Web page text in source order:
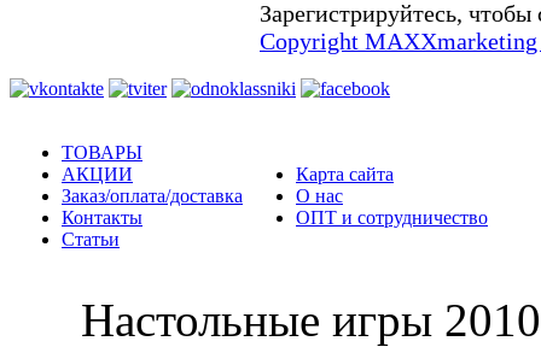
Зарегистрируйтесь, чтобы
Copyright MAXXmarketing
ТОВАРЫ
АКЦИИ
Заказ/оплата/доставка
Контакты
Статьи
Карта сайта
О нас
ОПТ и сотрудничество
Настольные